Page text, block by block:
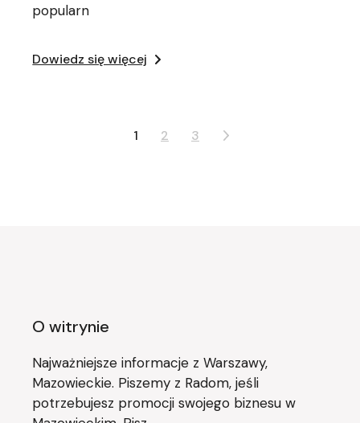
popularn
Dowiedz się więcej
Stronicowanie
1 2 3
O witrynie
Najważniejsze informacje z Warszawy,
Mazowieckie. Piszemy z Radom, jeśli
potrzebujesz promocji swojego biznesu w